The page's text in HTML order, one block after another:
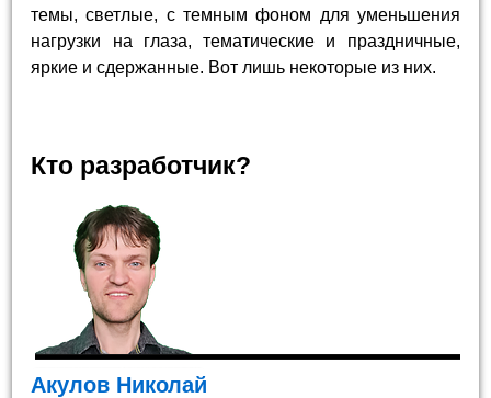
темы, светлые, с темным фоном для уменьшения
нагрузки на глаза, тематические и праздничные,
яркие и сдержанные. Вот лишь некоторые из них.
Кто разработчик?
Акулов Николай